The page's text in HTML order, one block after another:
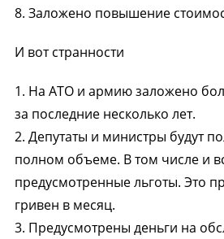
8. Заложено повышение
И вот странности
1. На АТО и армию заложено
за последние несколько лет.
2. Депутаты и министры будут
полном объеме. В том числе и
предусмотренные льготы. Это
гривен в месяц.
3. Предусмотрены деньги на